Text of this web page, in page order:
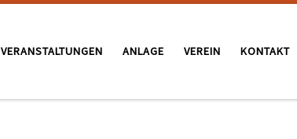
VERANSTALTUNGEN ANLAGE VEREIN KONTAKT